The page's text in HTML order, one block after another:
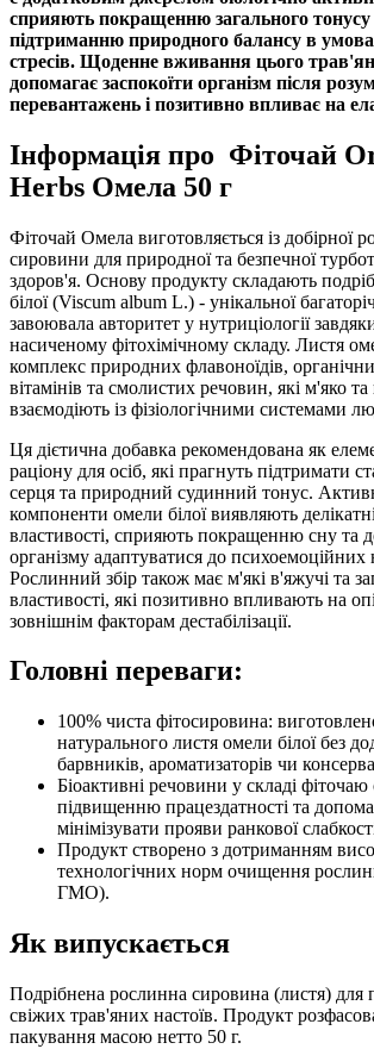
сприяють покращенню загального тонусу
підтриманню природного балансу в
стресів. Щоденне вживання цього
допомагає заспокоїти організм після
перевантажень і позитивно впливає на
Інформація про Фіточай
Herbs Омела 50 г
Фіточай Омела виготовляється із добірної
сировини для природної та безпечної
здоров'я. Основу продукту складають
білої (Viscum album L.) - унікальної
завоювала авторитет у нутриціології
насиченому фітохімічному складу. Листя
комплекс природних флавоноїдів,
вітамінів та смолистих речовин, які м'яко
взаємодіють із фізіологічними системами
Ця дієтична добавка рекомендована як
раціону для осіб, які прагнуть підтримати
серця та природний судинний тонус.
компоненти омели білої виявляють
властивості, сприяють покращенню сну та
організму адаптуватися до психоемоційних
Рослинний збір також має м'які в'яжучі та
властивості, які позитивно впливають на
зовнішнім факторам дестабілізації.
Головні переваги:
100% чиста фітосировина:
натурального листя омели білої без
барвників, ароматизаторів чи
Біоактивні речовини у складі
підвищенню працездатності та
мінімізувати прояви ранкової
Продукт створено з дотриманням
технологічних норм очищення
ГМО).
Як випускається
Подрібнена рослинна сировина (листя) для
свіжих трав'яних настоїв. Продукт
пакування масою нетто 50 г.